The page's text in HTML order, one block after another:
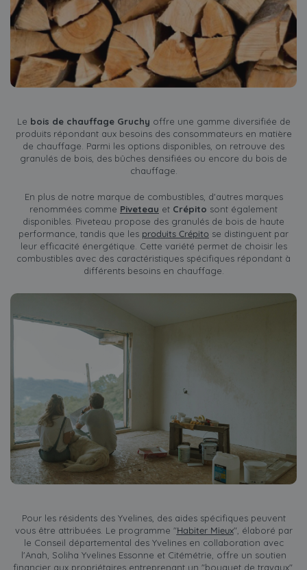
Le bois de chauffage Gruchy offre une gamme diversifiée de
produits répondant aux besoins des consommateurs en matière
de chauffage. Parmi les options disponibles, on retrouve des
granulés de bois, des bûches densifiées ou encore du bois de
chauffage.
En plus de notre marque de combustibles, d'autres marques
renommées comme Piveteau et Crépito sont également
disponibles. Piveteau propose des granulés de bois de haute
performance, tandis que les produits Crépito se distinguent par
leur efficacité énergétique. Cette variété permet de choisir les
combustibles avec des caractéristiques spécifiques répondant à
différents besoins en chauffage.
Pour les résidents des Yvelines, des aides spécifiques peuvent
vous être attribuées. Le programme "Habiter Mieux", élaboré par
le Conseil départemental des Yvelines en collaboration avec
l'Anah, Soliha Yvelines Essonne et Citémétrie, offre un soutien
financier aux propriétaires entreprenant un "bouquet de travaux",